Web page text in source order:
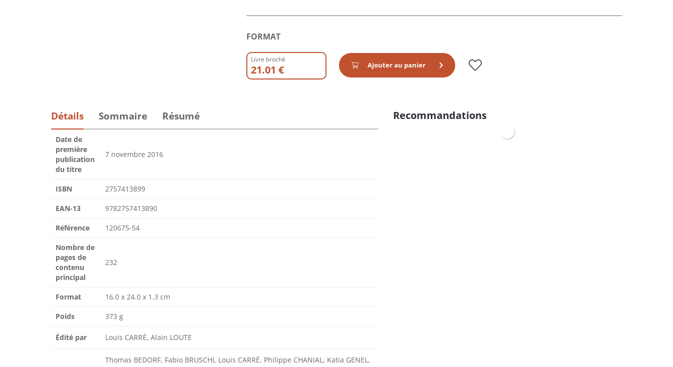
FORMAT
Livre broché
21.01 € Ajouter au panier
Détails Sommaire Résumé
Date de
première
publication
du titre
7 novembre 2016
ISBN 2757413899
EAN-13 9782757413890
Référence 120675-54
Nombre de
pages de
contenu
principal
232
Format 16.0 x 24.0 x 1.3 cm
Poids 373 g
Édité par Louis CARRÉ, Alain LOUTE
Thomas BEDORF, Fabio BRUSCHI, Louis CARRÉ, Philippe CHANIAL, Katia GENEL,
Recommandations